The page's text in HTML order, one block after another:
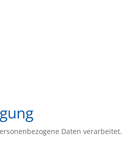
Daten verarbeitet.